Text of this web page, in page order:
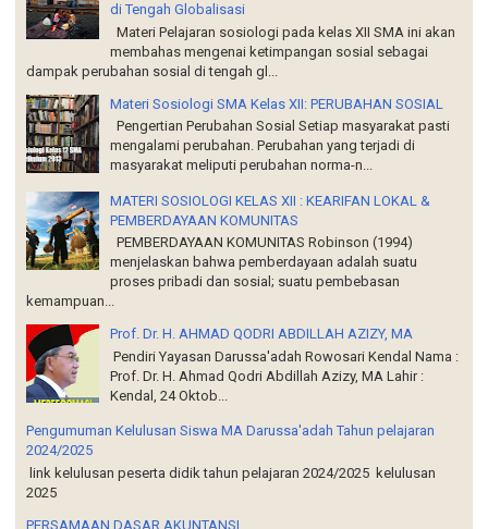
di Tengah Globalisasi
Materi Pelajaran sosiologi pada kelas XII SMA ini akan
membahas mengenai ketimpangan sosial sebagai
dampak perubahan sosial di tengah gl...
Materi Sosiologi SMA Kelas XII: PERUBAHAN SOSIAL
Pengertian Perubahan Sosial Setiap masyarakat pasti
mengalami perubahan. Perubahan yang terjadi di
masyarakat meliputi perubahan norma-n...
MATERI SOSIOLOGI KELAS XII : KEARIFAN LOKAL &
PEMBERDAYAAN KOMUNITAS
PEMBERDAYAAN KOMUNITAS Robinson (1994)
menjelaskan bahwa pemberdayaan adalah suatu
proses pribadi dan sosial; suatu pembebasan
kemampuan...
Prof. Dr. H. AHMAD QODRI ABDILLAH AZIZY, MA
Pendiri Yayasan Darussa'adah Rowosari Kendal Nama :
Prof. Dr. H. Ahmad Qodri Abdillah Azizy, MA Lahir :
Kendal, 24 Oktob...
Pengumuman Kelulusan Siswa MA Darussa'adah Tahun pelajaran
2024/2025
link kelulusan peserta didik tahun pelajaran 2024/2025 kelulusan
2025
PERSAMAAN DASAR AKUNTANSI